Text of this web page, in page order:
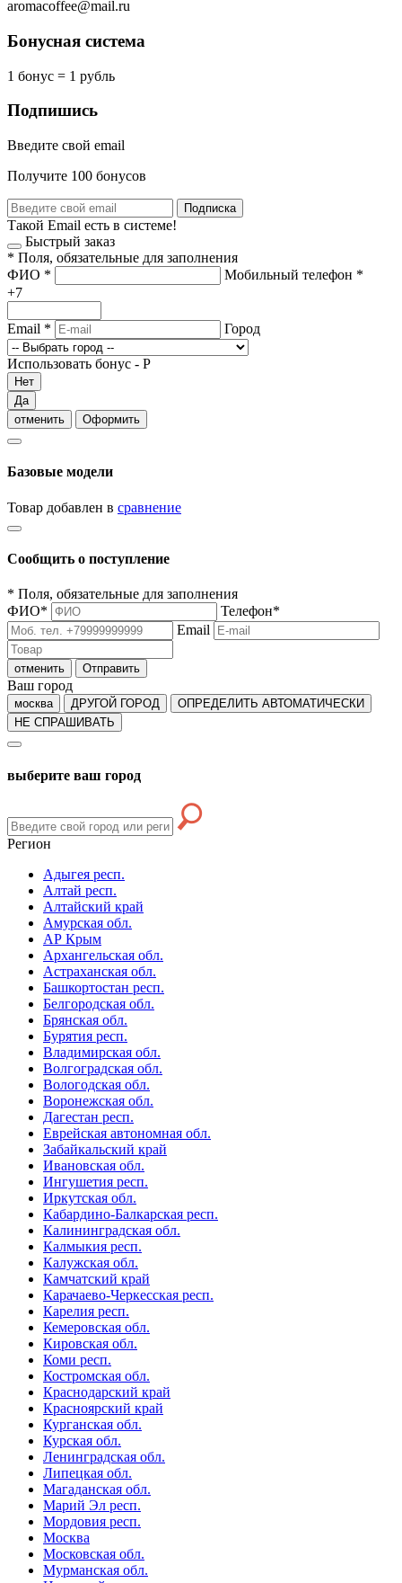
aromacoffee@mail.ru
Бонусная система
1 бонус = 1 рубль
Подпишись
Введите свой email
Получите 100 бонусов
Подписка
Такой Email есть в системе!
Быстрый заказ
* Поля, обязательные для заполнения
ФИО * Мобильный телефон *
+7
Email * Город
Использовать бонус - Р
Нет
Да
отменить
Оформить
Базовые модели
Товар добавлен в сравнение
Сообщить о поступление
* Поля, обязательные для заполнения
ФИО* Телефон*
Email
отменить Отправить
Ваш город
москва ДРУГОЙ ГОРОД
ОПРЕДЕЛИТЬ АВТОМАТИЧЕСКИ
НЕ СПРАШИВАТЬ
выберите ваш город
Регион
Адыгея респ.
Алтай респ.
Алтайский край
Амурская обл.
АР Крым
Архангельская обл.
Астраханская обл.
Башкортостан респ.
Белгородская обл.
Брянская обл.
Бурятия респ.
Владимирская обл.
Волгоградская обл.
Вологодская обл.
Воронежская обл.
Дагестан респ.
Еврейская автономная обл.
Забайкальский край
Ивановская обл.
Ингушетия респ.
Иркутская обл.
Кабардино-Балкарская респ.
Калининградская обл.
Калмыкия респ.
Калужская обл.
Камчатский край
Карачаево-Черкесская респ.
Карелия респ.
Кемеровская обл.
Кировская обл.
Коми респ.
Костромская обл.
Краснодарский край
Красноярский край
Курганская обл.
Курская обл.
Ленинградская обл.
Липецкая обл.
Магаданская обл.
Марий Эл респ.
Мордовия респ.
Москва
Московская обл.
Мурманская обл.